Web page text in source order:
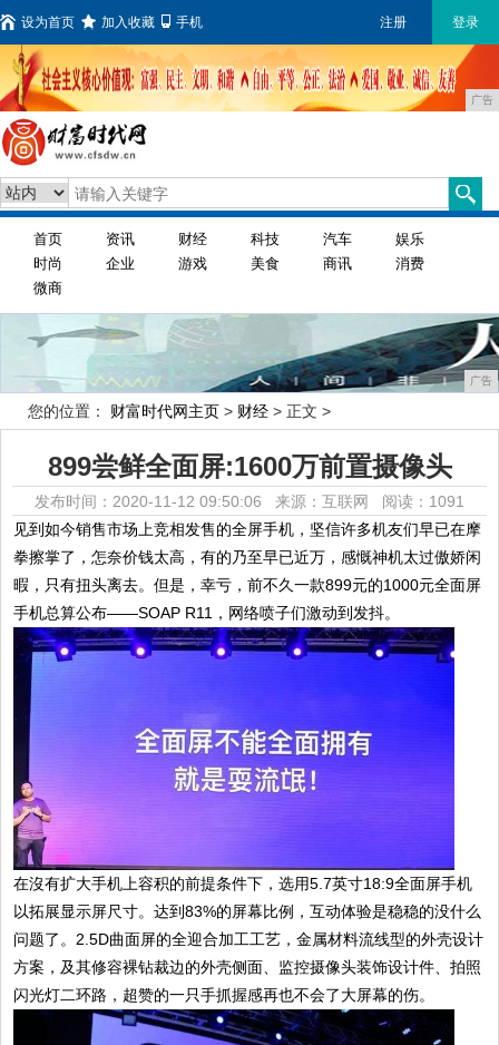
设为首页 加入收藏 手机 注册 登录
广告
首页 资讯 财经 科技 汽车
娱乐
时尚
企业 游戏 美食 商讯
消费
微商
广告
您的位置： 财富时代网主页 > 财经 > 正文 >
899尝鲜全面屏:1600万前置摄像头
发布时间：2020-11-12 09:50:06 来源：互联网 阅读：1091
见到如今销售市场上竞相发售的全屏手机，坚信许多机友们早已在摩
拳擦掌了，怎奈价钱太高，有的乃至早已近万，感慨神机太过傲娇闲
暇，只有扭头离去。但是，幸亏，前不久一款899元的1000元全面屏
手机总算公布——SOAP R11，网络喷子们激动到发抖。
在沒有扩大手机上容积的前提条件下，选用5.7英寸18:9全面屏手机
以拓展显示屏尺寸。达到83%的屏幕比例，互动体验是稳稳的没什么
问题了。2.5D曲面屏的全迎合加工工艺，金属材料流线型的外壳设计
方案，及其修容裸钻裁边的外壳侧面、监控摄像头装饰设计件、拍照
闪光灯二环路，超赞的一只手抓握感再也不会了大屏幕的伤。